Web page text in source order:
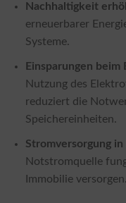
Nachhaltigkeit
erneuerbarer
Systeme.
Einsparungen
Nutzung des
reduziert die
Speichereinheiten.
Stromversorgung
Notstromquelle
Immobilie versorgen.